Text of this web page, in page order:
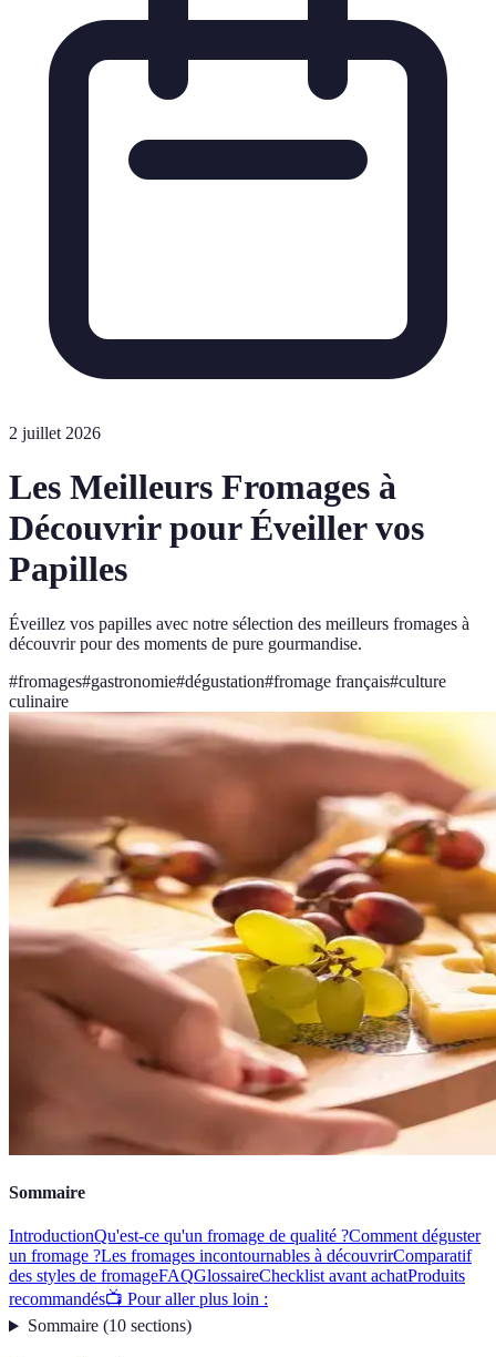
2 juillet 2026
Les Meilleurs Fromages à
Découvrir pour Éveiller vos
Papilles
Éveillez vos papilles avec notre sélection des meilleurs fromages à
découvrir pour des moments de pure gourmandise.
#fromages#gastronomie#dégustation#fromage français#culture
culinaire
Sommaire
IntroductionQu'est-ce qu'un fromage de qualité ?Comment déguster
un fromage ?Les fromages incontournables à découvrirComparatif
des styles de fromageFAQGlossaireChecklist avant achatProduits
recommandés📺 Pour aller plus loin :
Sommaire(10 sections)